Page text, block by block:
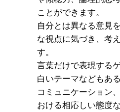
ことができます。
自分とは異なる意見
な視点に気づき、考
す。
言葉だけで表現する
白いテーマなどもあ
コミュニケーション
おける相応しい態度